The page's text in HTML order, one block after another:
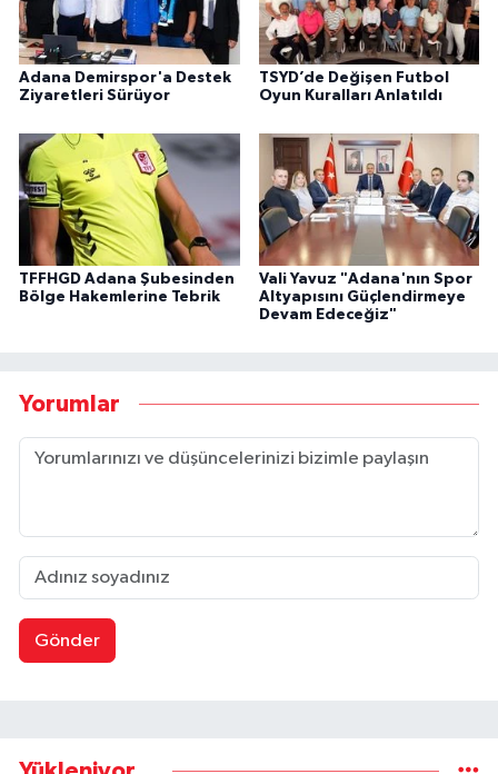
Adana Demirspor'a Destek
Ziyaretleri Sürüyor
TSYD’de Değişen Futbol
Oyun Kuralları Anlatıldı
TFFHGD Adana Şubesinden
Bölge Hakemlerine Tebrik
Vali Yavuz "Adana'nın Spor
Altyapısını Güçlendirmeye
Devam Edeceğiz"
Yorumlar
Gönder